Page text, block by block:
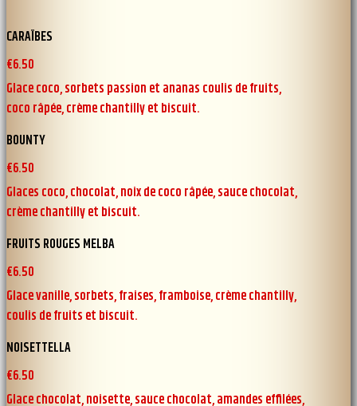
CARAÏBES
€6.50
Glace coco, sorbets passion et ananas coulis de fruits,
coco râpée, crème chantilly et biscuit.
BOUNTY
€6.50
Glaces coco, chocolat, noix de coco râpée, sauce chocolat,
crème chantilly et biscuit.
FRUITS ROUGES MELBA
€6.50
Glace vanille, sorbets, fraises, framboise, crème chantilly,
coulis de fruits et biscuit.
NOISETTELLA
€6.50
Glace chocolat, noisette, sauce chocolat, amandes effilées,